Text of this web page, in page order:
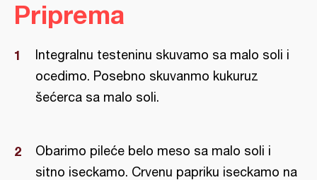
Priprema
Integralnu testeninu skuvamo sa malo soli i
ocedimo. Posebno skuvanmo kukuruz
šećerca sa malo soli.
Obarimo pileće belo meso sa malo soli i
sitno iseckamo. Crvenu papriku iseckamo na